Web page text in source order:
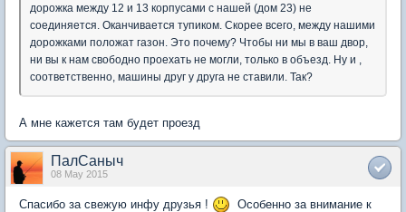
дорожка между 12 и 13 корпусами с нашей (дом 23) не
соединяется. Оканчивается тупиком. Скорее всего, между нашими
дорожками положат газон. Это почему? Чтобы ни мы в ваш двор,
ни вы к нам свободно проехать не могли, только в объезд. Ну и ,
соответственно, машины друг у друга не ставили. Так?
А мне кажется там будет проезд
ПалСаныч
08 May 2015
Спасибо за свежую инфу друзья !
Особенно за внимание к